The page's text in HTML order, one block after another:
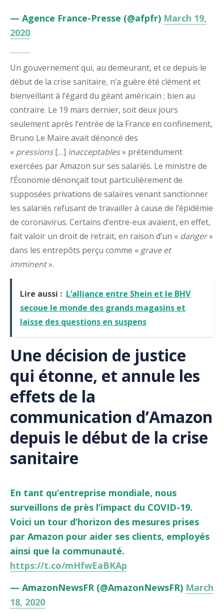
— Agence France-Presse (@afpfr) March 19,
2020
Un gouvernement qui, au demeurant, et ce depuis le
début de la crise sanitaire, n’a guère été clément et
bienveillant à l’égard du géant américain ; bien au
contraire. Le 19 mars dernier, soit deux jours
seulement après l’entrée de la France en confinement,
Bruno Le Maire avait dénoncé des
« pressions[…] inacceptables» prétendument
exercées par Amazon sur ses salariés. Le ministre de
l’Économie dénonçait tout particulièrement de
supposées privations de salaires venant sanctionner
les salariés refusant de travailler à cause de l’épidémie
de coronavirus. Certains d’entre-eux avaient, en effet,
fait valoir un droit de retrait, en raison d’un « danger»
dans les entrepôts perçu comme « grave et
imminent».
Lire aussi : L’alliance entre Shein et le BHV
secoue le monde des grands magasins et
laisse des questions en suspens
Une décision de justice
qui étonne, et annule les
effets de la
communication d’Amazon
depuis le début de la crise
sanitaire
En tant qu’entreprise mondiale, nous
surveillons de près l’impact du COVID-19.
Voici un tour d’horizon des mesures prises
par Amazon pour aider ses clients, employés
ainsi que la communauté.
https://t.co/mHfwEaBKAp
— AmazonNewsFR (@AmazonNewsFR) March
18, 2020